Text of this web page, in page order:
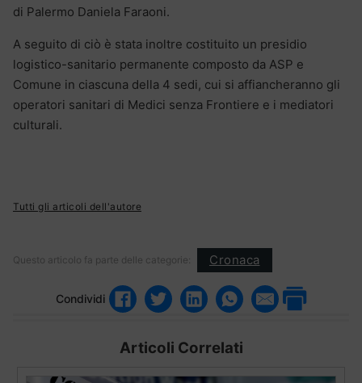
di Palermo Daniela Faraoni.
A seguito di ciò è stata inoltre costituito un presidio
logistico-sanitario permanente composto da ASP e
Comune in ciascuna della 4 sedi, cui si affiancheranno gli
operatori sanitari di Medici senza Frontiere e i mediatori
culturali.
Tutti gli articoli dell'autore
Questo articolo fa parte delle categorie: Cronaca
Condividi
Articoli Correlati